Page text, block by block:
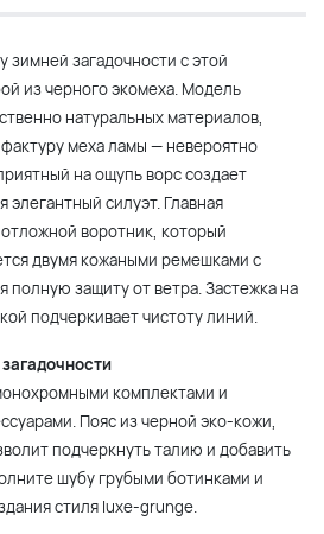
зимней загадочности с этой
из черного экомеха. Модель
натуральных материалов,
меха ламы — невероятно
на ощупь ворс создает
силуэт. Главная
воротник, который
двумя кожаными ремешками с
полную защиту от ветра. Застежка на
подчеркивает чистоту линий.
комплектами и
Пояс из черной эко-кожи,
подчеркнуть талию и добавить
шубу грубыми ботинками и
стиля luxe-grunge.